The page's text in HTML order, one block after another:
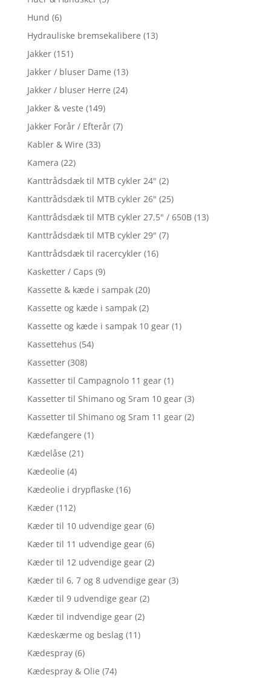
Hund (6)
Hydrauliske bremsekalibere (13)
Jakker (151)
Jakker / bluser Dame (13)
Jakker / bluser Herre (24)
Jakker & veste (149)
Jakker Forår / Efterår (7)
Kabler & Wire (33)
Kamera (22)
Kanttrådsdæk til MTB cykler 24" (2)
Kanttrådsdæk til MTB cykler 26" (25)
Kanttrådsdæk til MTB cykler 27,5" / 650B (13)
Kanttrådsdæk til MTB cykler 29" (7)
Kanttrådsdæk til racercykler (16)
Kasketter / Caps (9)
Kassette & kæde i sampak (20)
Kassette og kæde i sampak (2)
Kassette og kæde i sampak 10 gear (1)
Kassettehus (54)
Kassetter (308)
Kassetter til Campagnolo 11 gear (1)
Kassetter til Shimano og Sram 10 gear (3)
Kassetter til Shimano og Sram 11 gear (2)
Kædefangere (1)
Kædelåse (21)
Kædeolie (4)
Kædeolie i drypflaske (16)
Kæder (112)
Kæder til 10 udvendige gear (6)
Kæder til 11 udvendige gear (6)
Kæder til 12 udvendige gear (2)
Kæder til 6, 7 og 8 udvendige gear (3)
Kæder til 9 udvendige gear (2)
Kæder til indvendige gear (2)
Kædeskærme og beslag (11)
Kædespray (6)
Kædespray & Olie (74)